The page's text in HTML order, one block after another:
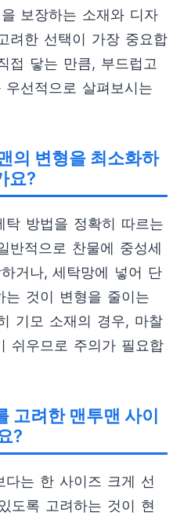
보장하는 소재와 디자
려한 선택이 가장 중요합
접 닿는 만큼, 부드럽고
선적으로 살펴보시는
의 변형을 최소화하
요?
탁 방법을 정확히 따르는
반적으로 찬물에 중성세
거나, 세탁망에 넣어 단
는 것이 변형을 줄이는
기모 소재의 경우, 마찰
쉬우므로 주의가 필요합
고려한 맨투맨 사이
?
다는 한 사이즈 크게 선
도록 고려하는 것이 현